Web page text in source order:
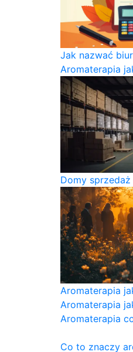
Jak nazwać
Aromaterapia
Domy sprzedaż
Aromaterapia
Aromaterapia
Aromaterapia
Co to znaczy